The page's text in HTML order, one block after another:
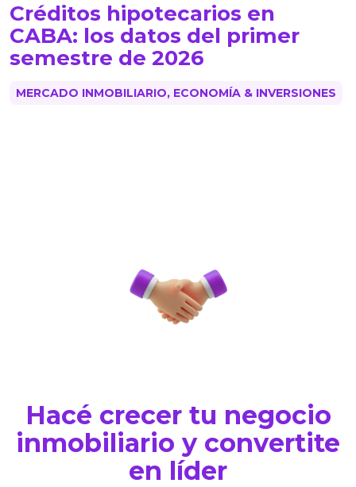
Créditos hipotecarios en
CABA: los datos del primer
semestre de 2026
MERCADO INMOBILIARIO, ECONOMÍA & INVERSIONES
Hacé crecer tu negocio
inmobiliario y convertite
en líder